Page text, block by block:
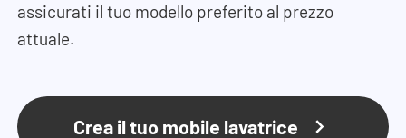
assicurati il tuo modello preferito al prezzo
attuale.
Crea il tuo mobile lavatrice